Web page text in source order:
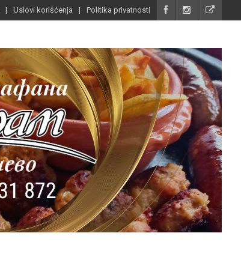
Uslovi korišćenja Politika privatnosti